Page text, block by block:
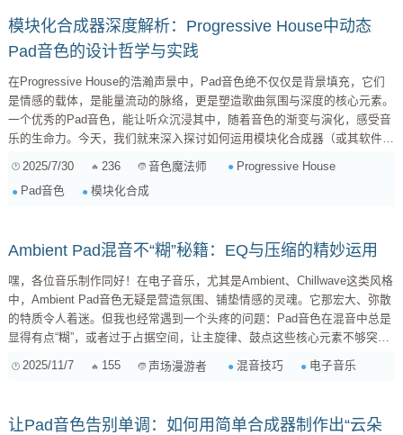
模块化合成器深度解析：Progressive House中动态
Pad音色的设计哲学与实践
在Progressive House的浩瀚声景中，Pad音色绝不仅仅是背景填充，它们
是情感的载体，是能量流动的脉络，更是塑造歌曲氛围与深度的核心元素。
一个优秀的Pad音色，能让听众沉浸其中，随着音色的渐变与演化，感受音
乐的生命力。今天，我们就来深入探讨如何运用模块化合成器（或其软件模
富有层次的Progressive House Pad音色。 1. Pad音色的核心哲学：持续的
流动与演变 Progressive House的Pad音色，其精髓在于“渐进”和“演化”...
2025/7/30 236 音色魔法师
Progressive House
Pad音色
模块化合成
Ambient Pad混音不“糊”秘籍：EQ与压缩的精妙运用
嘿，各位音乐制作同好！在电子音乐，尤其是Ambient、Chillwave这类风格
中，Ambient Pad音色无疑是营造氛围、铺垫情感的灵魂。它那宏大、弥散
的特质令人着迷。但我也经常遇到一个头疼的问题：Pad音色在混音中总是
显得有点“糊”，或者过于占据空间，让主旋律、鼓点这些核心元素不够突
减，确实容易变成混音中的“双刃剑”。不过，通过一些针对性的混音策略，
同时，更好地融入整体音轨，甚至为其他元素“让路”。 Ambient...
2025/11/7 155 声场漫游者 混音技巧 电子音乐
让Pad音色告别单调：如何用简单合成器制作出“云朵